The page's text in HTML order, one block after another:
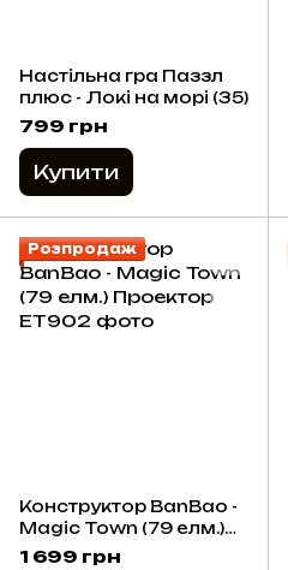
Настільна гра Паззл
плюс - Локі на морі (35)
799 грн
Купити
Розпродаж
Конструктор BanBao -
Magic Town (79 елм.)
Проектор
1 699 грн